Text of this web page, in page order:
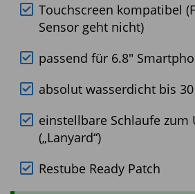
Touchscreen kompatibel
Sensor geht nicht)
passend für 6.8″
absolut wasserdicht bis 30
einstellbare Schlaufe zum
(„Lanyard“)
Restube Ready Patch